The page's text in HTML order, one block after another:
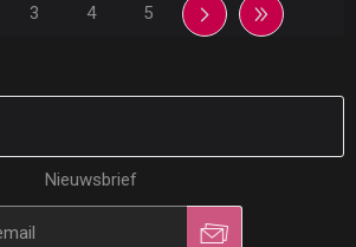
3 4 5
Nieuwsbrief